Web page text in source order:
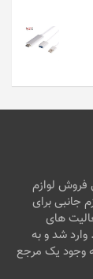
فروش لوازم
انواع لوازم جانبی برای
های
شد و به
وجود یک مرجع